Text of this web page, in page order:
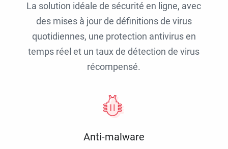
La solution idéale de sécurité en ligne, avec
des mises à jour de définitions de virus
quotidiennes, une protection antivirus en
temps réel et un taux de détection de virus
récompensé.
Anti-malware